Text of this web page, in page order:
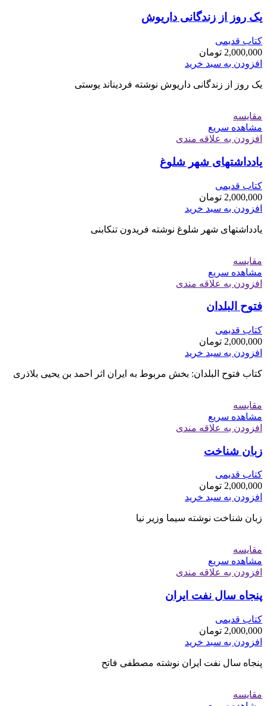
یک روز از زندگانی داریوش
کتاب قدیمی
2,000,000 تومان
افزودن به سبد خرید
یک روز از زندگانی داریوش نوشته فردیناند یوستی
مقایسه
مشاهده سریع
افزودن به علاقه مندی
یادداشتهای شهر شلوغ
کتاب قدیمی
2,000,000 تومان
افزودن به سبد خرید
یادداشتهای شهر شلوغ نوشته فریدون تنکابنی
مقایسه
مشاهده سریع
افزودن به علاقه مندی
فتوح البلدان
کتاب قدیمی
2,000,000 تومان
افزودن به سبد خرید
کتاب فتوح البلدان: بخش مربوط به ایران اثر احمد بن یحیى بلاذرى
مقایسه
مشاهده سریع
افزودن به علاقه مندی
زبان شناخت
کتاب قدیمی
2,000,000 تومان
افزودن به سبد خرید
زبان شناخت نوشته سیما وزیر نیا
مقایسه
مشاهده سریع
افزودن به علاقه مندی
پنجاه سال نفت ایران
کتاب قدیمی
2,000,000 تومان
افزودن به سبد خرید
پنجاه سال نفت ایران نوشته مصطفی فاتح
مقایسه